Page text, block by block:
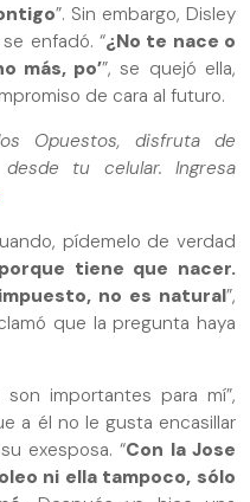
”. Sin embargo, Disley
enfadó. “¿No te nace o
más, po’”, se quejó ella,
de cara al futuro.
Opuestos, disfruta de
tu celular. Ingresa
pídemelo de verdad
tiene que nacer.
no es natural”,
que la pregunta haya
importantes para mí”,
a él no le gusta encasillar
exesposa. “Con la Jose
ni ella tampoco, sólo